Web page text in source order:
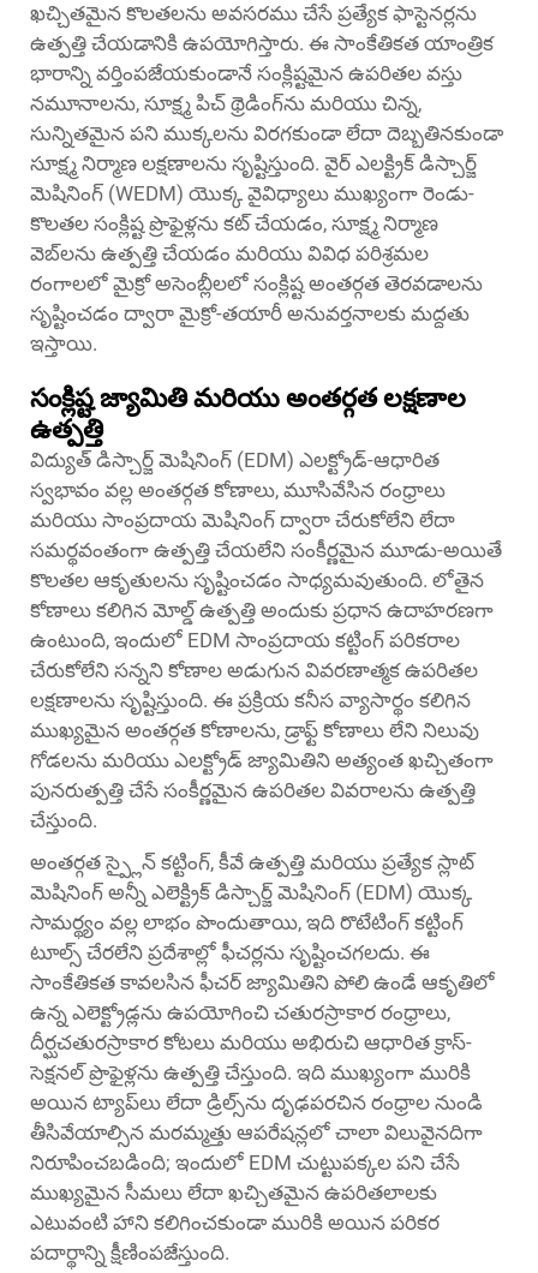
ఖచ్చితమైన కొలతలను అవసరము చేసే ప్రత్యేక ఫాస్టెనర్లను
ఉత్పత్తి చేయడానికి ఉపయోగిస్తారు. ఈ సాంకేతికత యాంత్రిక
భారాన్ని వర్తింపజేయకుండానే సంక్లిష్టమైన ఉపరితల వస్తు
నమూనాలను, సూక్ష్మ పిచ్ థ్రెడింగ్‌ను మరియు చిన్న,
సున్నితమైన పని ముక్కలను విరగకుండా లేదా దెబ్బతినకుండా
సూక్ష్మ నిర్మాణ లక్షణాలను సృష్టిస్తుంది. వైర్ ఎలక్ట్రిక్ డిస్చార్జ్
మెషినింగ్ (WEDM) యొక్క వైవిధ్యాలు ముఖ్యంగా రెండు-
కొలతల సంక్లిష్ట ప్రొఫైళ్లను కట్ చేయడం, సూక్ష్మ నిర్మాణ
వెబ్‌లను ఉత్పత్తి చేయడం మరియు వివిధ పరిశ్రమల
రంగాలలో మైక్రో అసెంబ్లీలలో సంక్లిష్ట అంతర్గత తెరవడాలను
సృష్టించడం ద్వారా మైక్రో-తయారీ అనువర్తనాలకు మద్దతు
ఇస్తాయి.
సంక్లిష్ట జ్యామితి మరియు అంతర్గత లక్షణాల
ఉత్పత్తి
విద్యుత్ డిస్చార్జ్ మెషినింగ్ (EDM) ఎలక్ట్రోడ్-ఆధారిత
స్వభావం వల్ల అంతర్గత కోణాలు, మూసివేసిన రంధ్రాలు
మరియు సాంప్రదాయ మెషినింగ్ ద్వారా చేరుకోలేని లేదా
సమర్థవంతంగా ఉత్పత్తి చేయలేని సంకీర్ణమైన మూడు-అయితే
కొలతల ఆకృతులను సృష్టించడం సాధ్యమవుతుంది. లోతైన
కోణాలు కలిగిన మోల్డ్ ఉత్పత్తి అందుకు ప్రధాన ఉదాహరణగా
ఉంటుంది, ఇందులో EDM సాంప్రదాయ కట్టింగ్ పరికరాల
చేరుకోలేని సన్నని కోణాల అడుగున వివరణాత్మక ఉపరితల
లక్షణాలను సృష్టిస్తుంది. ఈ ప్రక్రియ కనీస వ్యాసార్థం కలిగిన
ముఖ్యమైన అంతర్గత కోణాలను, డ్రాఫ్ట్ కోణాలు లేని నిలువు
గోడలను మరియు ఎలక్ట్రోడ్ జ్యామితిని అత్యంత ఖచ్చితంగా
పునరుత్పత్తి చేసే సంకీర్ణమైన ఉపరితల వివరాలను ఉత్పత్తి
చేస్తుంది.
అంతర్గత స్ప్లైన్ కట్టింగ్, కీవే ఉత్పత్తి మరియు ప్రత్యేక స్లాట్
మెషినింగ్ అన్నీ ఎలెక్ట్రిక్ డిస్చార్జ్ మెషినింగ్ (EDM) యొక్క
సామర్థ్యం వల్ల లాభం పొందుతాయి, ఇది రొటేటింగ్ కట్టింగ్
టూల్స్ చేరలేని ప్రదేశాల్లో ఫీచర్లను సృష్టించగలదు. ఈ
సాంకేతికత కావలసిన ఫీచర్ జ్యామితిని పోలి ఉండే ఆకృతిలో
ఉన్న ఎలెక్ట్రోడ్లను ఉపయోగించి చతురస్రాకార రంధ్రాలు,
దీర్ఘచతురస్రాకార కోటలు మరియు అభిరుచి ఆధారిత క్రాస్-
సెక్షనల్ ప్రొఫైళ్లను ఉత్పత్తి చేస్తుంది. ఇది ముఖ్యంగా మురికి
అయిన ట్యాప్‌లు లేదా డ్రిల్స్‌ను దృఢపరచిన రంధ్రాల నుండి
తీసివేయాల్సిన మరమ్మత్తు ఆపరేషన్లలో చాలా విలువైనదిగా
నిరూపించబడింది; ఇందులో EDM చుట్టుపక్కల పని చేసే
ముఖ్యమైన సీమలు లేదా ఖచ్చితమైన ఉపరితలాలకు
ఎటువంటి హాని కలిగించకుండా మురికి అయిన పరికర
పదార్థాన్ని క్షీణింపజేస్తుంది.